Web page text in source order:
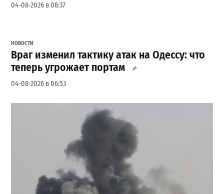
04-08-2026 в 08:37
НОВОСТИ
Враг изменил тактику атак на Одессу: что
теперь угрожает портам
04-08-2026 в 06:53